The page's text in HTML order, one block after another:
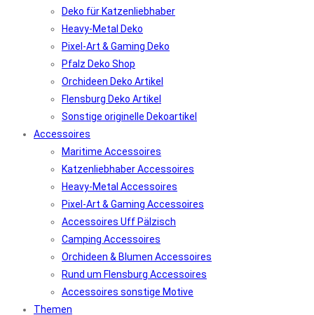
Deko für Katzenliebhaber
Heavy-Metal Deko
Pixel-Art & Gaming Deko
Pfalz Deko Shop
Orchideen Deko Artikel
Flensburg Deko Artikel
Sonstige originelle Dekoartikel
Accessoires
Maritime Accessoires
Katzenliebhaber Accessoires
Heavy-Metal Accessoires
Pixel-Art & Gaming Accessoires
Accessoires Uff Pälzisch
Camping Accessoires
Orchideen & Blumen Accessoires
Rund um Flensburg Accessoires
Accessoires sonstige Motive
Themen